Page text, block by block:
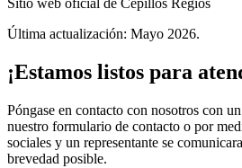
Sitio web oficial de Cepillos Regios
Última actualización: Mayo 2026.
¡Estamos listos para
Póngase en contacto con nosotros con
nuestro formulario de contacto o por
sociales y un representante se
brevedad posible.